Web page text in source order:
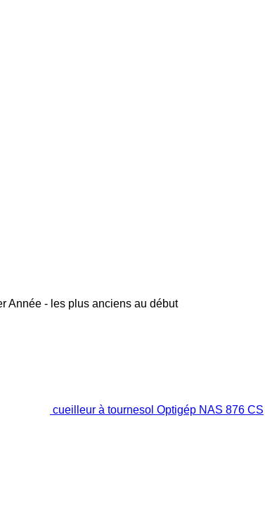
Année - les plus anciens au début
cueilleur à tournesol Optigép NAS 876 CS